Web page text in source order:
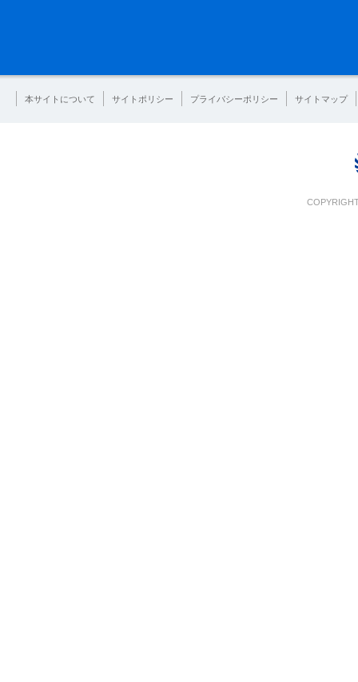
本サイトについて サイトポリシー プライバシーポリシー サイトマップ